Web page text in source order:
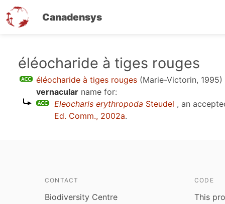
Canadensys
éléocharide à tiges rouges
éléocharide à tiges rouges (Marie-Victorin, 1995)
vernacular name for:
Eleocharis erythropoda Steudel , an
Ed. Comm., 2002a.
CONTACT
Biodiversity Centre
CODE
This